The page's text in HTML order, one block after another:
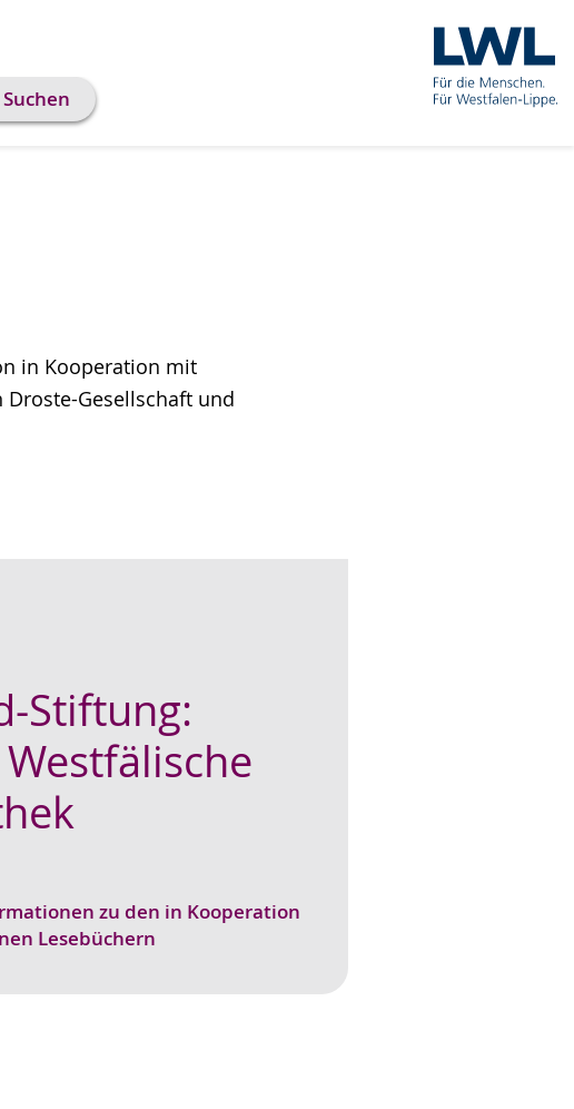
Suchen
in Kooperation mit
Gesellschaft und
Stiftung:
zu den in Kooperation
Lesebüchern